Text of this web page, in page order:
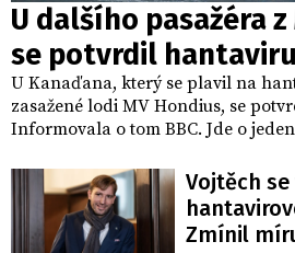
U dalšího pasažéra z
se potvrdil
U Kanaďana, který se plavil na
zasažené lodi MV Hondius, se
Informovala o tom BBC. Jde o
Vojtěch
Zmínil